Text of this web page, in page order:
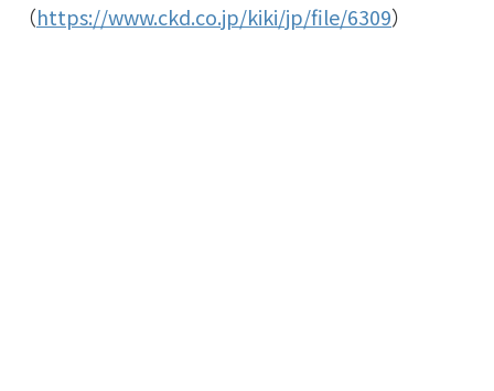
（https://www.ckd.co.jp/kiki/jp/file/6309）